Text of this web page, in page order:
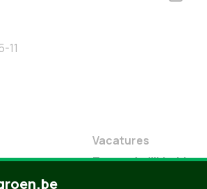
11
Vacatures
Toegankelijkheid